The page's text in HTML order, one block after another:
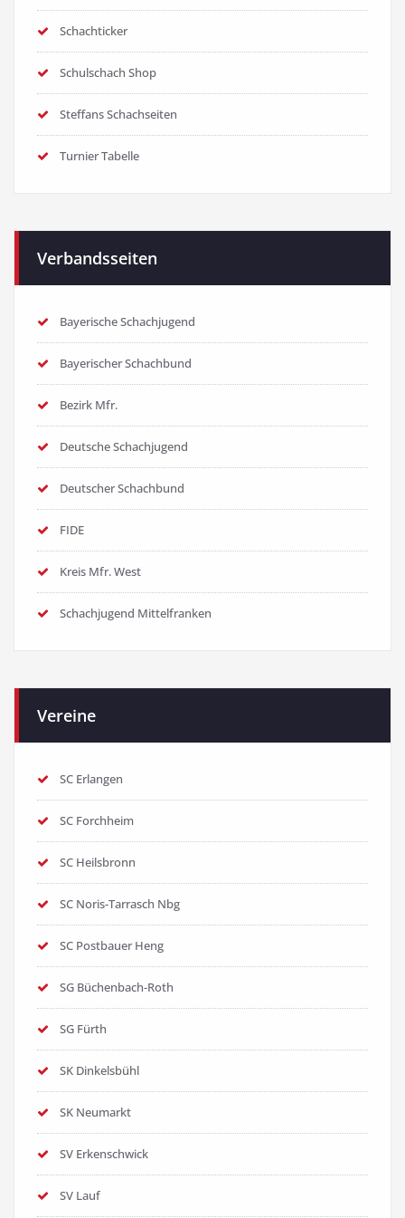
Schachticker
Schulschach Shop
Steffans Schachseiten
Turnier Tabelle
Verbandsseiten
Bayerische Schachjugend
Bayerischer Schachbund
Bezirk Mfr.
Deutsche Schachjugend
Deutscher Schachbund
FIDE
Kreis Mfr. West
Schachjugend Mittelfranken
Vereine
SC Erlangen
SC Forchheim
SC Heilsbronn
SC Noris-Tarrasch Nbg
SC Postbauer Heng
SG Büchenbach-Roth
SG Fürth
SK Dinkelsbühl
SK Neumarkt
SV Erkenschwick
SV Lauf